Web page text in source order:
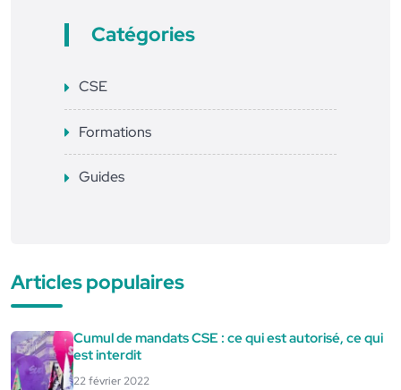
Catégories
CSE
Formations
Guides
Articles populaires
Cumul de mandats CSE : ce qui est autorisé, ce qui
est interdit
22 février 2022